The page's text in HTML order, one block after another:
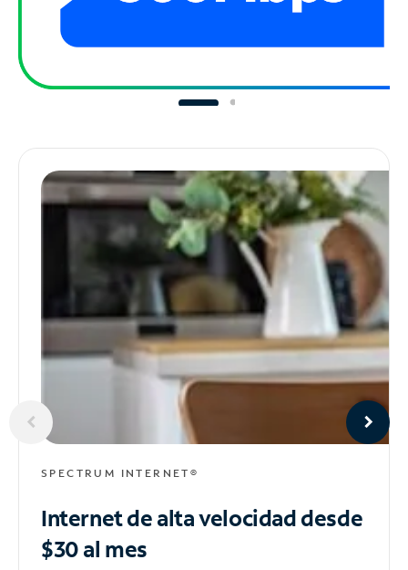
SPECTRUM INTERNET®
Internet de alta velocidaddesde
$30 al mes